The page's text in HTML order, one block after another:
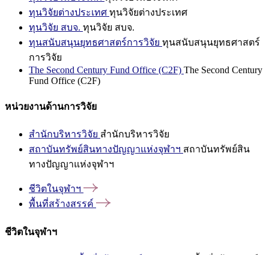
ทุนวิจัยต่างประเทศ ทุนวิจัยต่างประเทศ
ทุนวิจัย สบจ. ทุนวิจัย สบจ.
ทุนสนับสนุนยุทธศาสตร์การวิจัย ทุนสนับสนุนยุทธศาสตร์
การวิจัย
The Second Century Fund Office (C2F) The Second Century
Fund Office (C2F)
หน่วยงานด้านการวิจัย
สำนักบริหารวิจัย สำนักบริหารวิจัย
สถาบันทรัพย์สินทางปัญญาแห่งจุฬาฯ สถาบันทรัพย์สิน
ทางปัญญาแห่งจุฬาฯ
ชีวิตในจุฬาฯ
พื้นที่สร้างสรรค์
ชีวิตในจุฬาฯ